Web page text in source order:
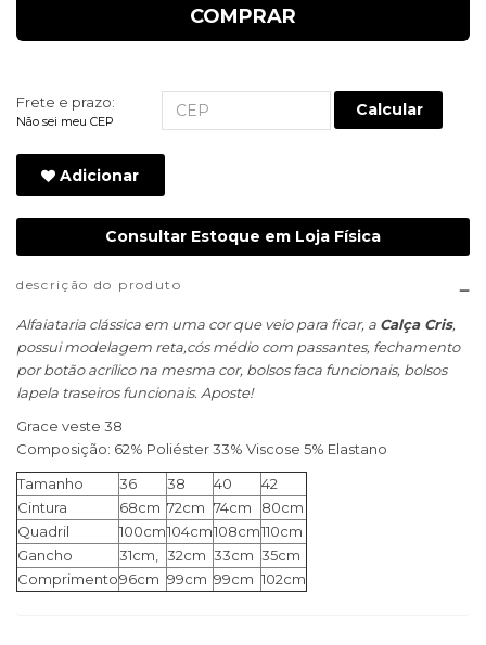
COMPRAR
Frete e prazo:
Não sei meu CEP
Calcular
Adicionar
Consultar Estoque em Loja Física
descrição do produto
Alfaiataria clássica em uma cor que veio para ficar, a Calça Cris,
possui modelagem reta,cós médio com passantes, fechamento
por botão acrílico na mesma cor, bolsos faca funcionais, bolsos
lapela traseiros funcionais. Aposte!
Grace veste 38
Composição: 62% Poliéster 33% Viscose 5% Elastano
Tamanho
36 38 40
42
Cintura
68cm 72cm 74cm
80cm
Quadril
100cm104cm108cm110cm
Gancho
31cm, 32cm 33cm 35cm
Comprimento96cm 99cm 99cm 102cm